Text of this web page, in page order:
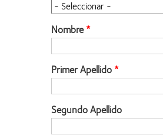
Nombre
Primer Apellido
Segundo Apellido